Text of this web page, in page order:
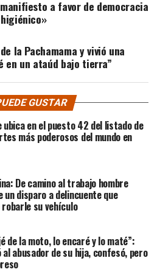
a favor de democracia
la Pachamama y vivió una
en un ataúd bajo tierra”
GUSTAR
ubica en el puesto 42 del listado de
más poderosos del mundo en
De camino al trabajo hombre
un disparo a delincuente que
su vehículo
de la moto, lo encaré y lo maté”:
al abusador de su hija, confesó, pero